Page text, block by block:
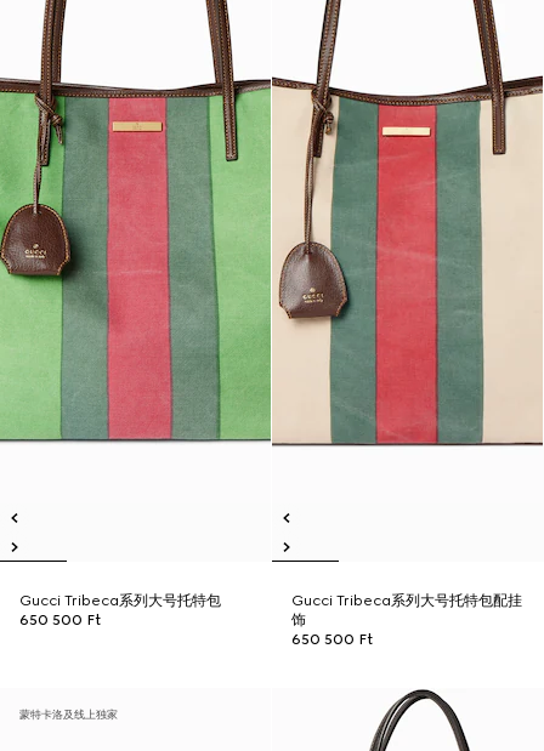
Gucci Tribeca系列大号托特包
650 500 Ft
Gucci Tribeca系列大号托特包配挂
饰
650 500 Ft
蒙特卡洛及线上独家